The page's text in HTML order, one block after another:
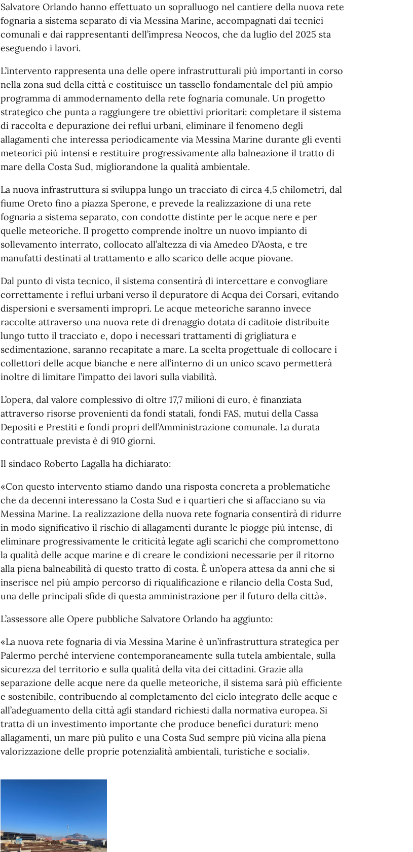
Salvatore Orlando hanno effettuato un sopralluogo nel cantiere della nuova rete
fognaria a sistema separato di via Messina Marine, accompagnati dai tecnici
comunali e dai rappresentanti dell’impresa Neocos, che da luglio del 2025 sta
eseguendo i lavori.
L’intervento rappresenta una delle opere infrastrutturali più importanti in corso
nella zona sud della città e costituisce un tassello fondamentale del più ampio
programma di ammodernamento della rete fognaria comunale. Un progetto
strategico che punta a raggiungere tre obiettivi prioritari: completare il sistema
di raccolta e depurazione dei reflui urbani, eliminare il fenomeno degli
allagamenti che interessa periodicamente via Messina Marine durante gli eventi
meteorici più intensi e restituire progressivamente alla balneazione il tratto di
mare della Costa Sud, migliorandone la qualità ambientale.
La nuova infrastruttura si sviluppa lungo un tracciato di circa 4,5 chilometri, dal
fiume Oreto fino a piazza Sperone, e prevede la realizzazione di una rete
fognaria a sistema separato, con condotte distinte per le acque nere e per
quelle meteoriche. Il progetto comprende inoltre un nuovo impianto di
sollevamento interrato, collocato all’altezza di via Amedeo D’Aosta, e tre
manufatti destinati al trattamento e allo scarico delle acque piovane.
Dal punto di vista tecnico, il sistema consentirà di intercettare e convogliare
correttamente i reflui urbani verso il depuratore di Acqua dei Corsari, evitando
dispersioni e sversamenti impropri. Le acque meteoriche saranno invece
raccolte attraverso una nuova rete di drenaggio dotata di caditoie distribuite
lungo tutto il tracciato e, dopo i necessari trattamenti di grigliatura e
sedimentazione, saranno recapitate a mare. La scelta progettuale di collocare i
collettori delle acque bianche e nere all’interno di un unico scavo permetterà
inoltre di limitare l’impatto dei lavori sulla viabilità.
L’opera, dal valore complessivo di oltre 17,7 milioni di euro, è finanziata
attraverso risorse provenienti da fondi statali, fondi FAS, mutui della Cassa
Depositi e Prestiti e fondi propri dell’Amministrazione comunale. La durata
contrattuale prevista è di 910 giorni.
Il sindaco Roberto Lagalla ha dichiarato:
«Con questo intervento stiamo dando una risposta concreta a problematiche
che da decenni interessano la Costa Sud e i quartieri che si affacciano su via
Messina Marine. La realizzazione della nuova rete fognaria consentirà di ridurre
in modo significativo il rischio di allagamenti durante le piogge più intense, di
eliminare progressivamente le criticità legate agli scarichi che compromettono
la qualità delle acque marine e di creare le condizioni necessarie per il ritorno
alla piena balneabilità di questo tratto di costa. È un’opera attesa da anni che si
inserisce nel più ampio percorso di riqualificazione e rilancio della Costa Sud,
una delle principali sfide di questa amministrazione per il futuro della città».
L’assessore alle Opere pubbliche Salvatore Orlando ha aggiunto:
«La nuova rete fognaria di via Messina Marine è un’infrastruttura strategica per
Palermo perché interviene contemporaneamente sulla tutela ambientale, sulla
sicurezza del territorio e sulla qualità della vita dei cittadini. Grazie alla
separazione delle acque nere da quelle meteoriche, il sistema sarà più efficiente
e sostenibile, contribuendo al completamento del ciclo integrato delle acque e
all’adeguamento della città agli standard richiesti dalla normativa europea. Si
tratta di un investimento importante che produce benefici duraturi: meno
allagamenti, un mare più pulito e una Costa Sud sempre più vicina alla piena
valorizzazione delle proprie potenzialità ambientali, turistiche e sociali».